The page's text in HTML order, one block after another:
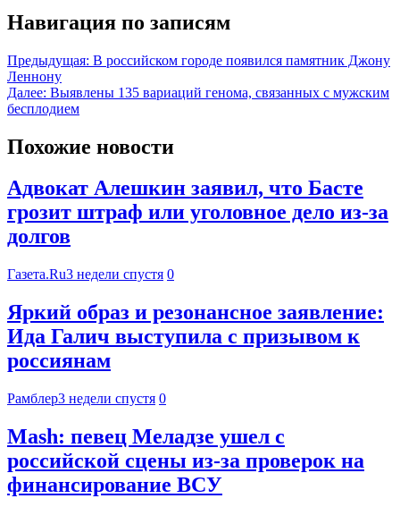
Навигация по записям
Предыдущая: В российском городе появился памятник Джону
Леннону
Далее: Выявлены 135 вариаций генома, связанных с мужским
бесплодием
Похожие новости
Адвокат Алешкин заявил, что Басте
грозит штраф или уголовное дело из-за
долгов
Газета.Ru3 недели спустя 0
Яркий образ и резонансное заявление:
Ида Галич выступила с призывом к
россиянам
Рамблер3 недели спустя 0
Mash: певец Меладзе ушел с
российской сцены из-за проверок на
финансирование ВСУ